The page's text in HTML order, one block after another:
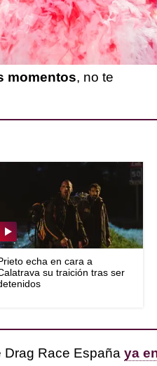
de Puente Tieso o su
el maxireto de Girlbands
de los racers.
momentos, no te
echa en cara a
su traición tras ser
Drag Race España ya